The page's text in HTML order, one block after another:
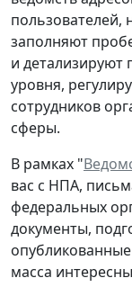
пользователей,
заполняют
и детализируют
уровня,
сотрудников
сферы.
В рамках "
вас с НПА,
федеральных
документы,
масса